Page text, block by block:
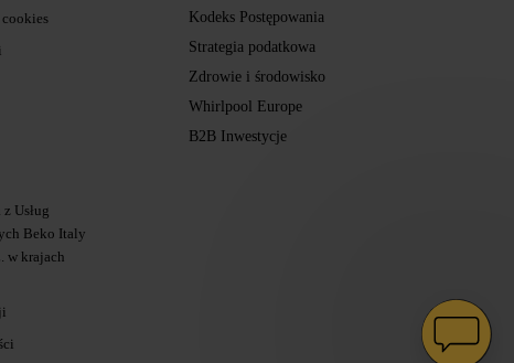
Usług
Beko Italy
w krajach
Kodeks Postępowania
Strategia podatkowa
Zdrowie i środowisko
Whirlpool Europe
B2B Inwestycje